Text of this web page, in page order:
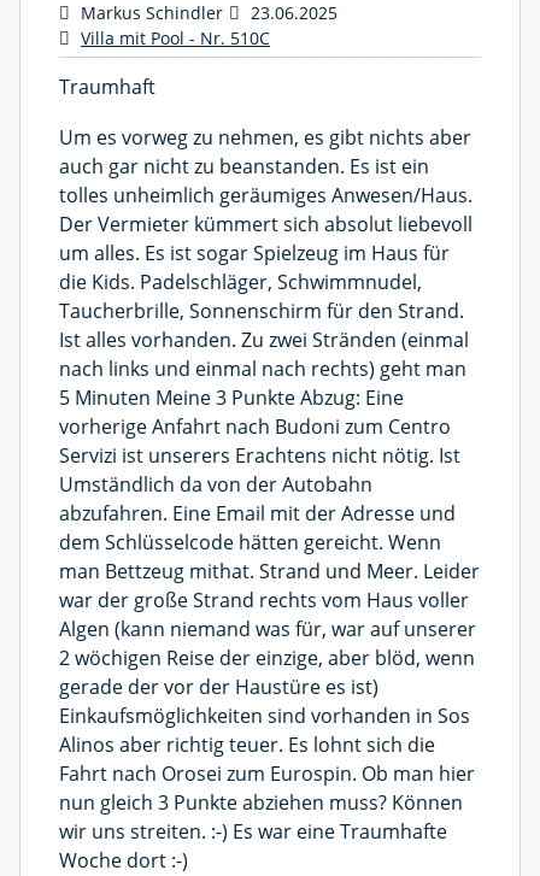
Markus Schindler
23.06.2025
Villa mit Pool - Nr. 510C
Traumhaft
Um es vorweg zu nehmen, es gibt nichts aber
auch gar nicht zu beanstanden. Es ist ein
tolles unheimlich geräumiges Anwesen/Haus.
Der Vermieter kümmert sich absolut liebevoll
um alles. Es ist sogar Spielzeug im Haus für
die Kids. Padelschläger, Schwimmnudel,
Taucherbrille, Sonnenschirm für den Strand.
Ist alles vorhanden. Zu zwei Stränden (einmal
nach links und einmal nach rechts) geht man
5 Minuten Meine 3 Punkte Abzug: Eine
vorherige Anfahrt nach Budoni zum Centro
Servizi ist unserers Erachtens nicht nötig. Ist
Umständlich da von der Autobahn
abzufahren. Eine Email mit der Adresse und
dem Schlüsselcode hätten gereicht. Wenn
man Bettzeug mithat. Strand und Meer. Leider
war der große Strand rechts vom Haus voller
Algen (kann niemand was für, war auf unserer
2 wöchigen Reise der einzige, aber blöd, wenn
gerade der vor der Haustüre es ist)
Einkaufsmöglichkeiten sind vorhanden in Sos
Alinos aber richtig teuer. Es lohnt sich die
Fahrt nach Orosei zum Eurospin. Ob man hier
nun gleich 3 Punkte abziehen muss? Können
wir uns streiten. :-) Es war eine Traumhafte
Woche dort :-)